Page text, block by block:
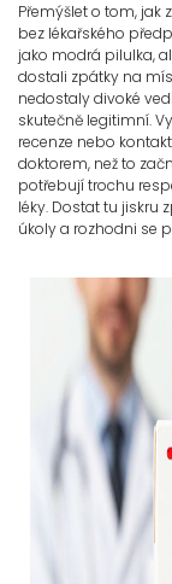
Přemýšlet o tom, jak
bez lékařského
jako modrá pilulka,
dostali zpátky na
nedostaly divoké
skutečně legitimní.
recenze nebo
doktorem, než to
potřebují trochu
léky. Dostat tu jiskru
úkoly a rozhodni se